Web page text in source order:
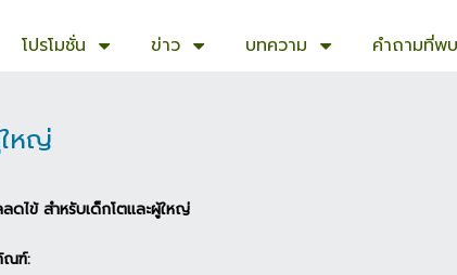
โปรโมชั่น ข่าว บทความ คำถามที่พ
หญ่
ดไข้ สำหรับเด็กโตและผู้ใหญ่
ณฑ์: